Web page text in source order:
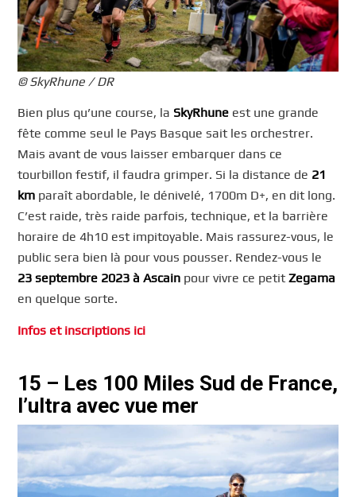
© SkyRhune / DR
Bien plus qu’une course, la SkyRhune est une grande
fête comme seul le Pays Basque sait les orchestrer.
Mais avant de vous laisser embarquer dans ce
tourbillon festif, il faudra grimper. Si la distance de 21
km paraît abordable, le dénivelé, 1700m D+, en dit long.
C’est raide, très raide parfois, technique, et la barrière
horaire de 4h10 est impitoyable. Mais rassurez-vous, le
public sera bien là pour vous pousser. Rendez-vous le
23 septembre 2023 à Ascain pour vivre ce petitZegama
en quelque sorte.
Infos et inscriptions ici
15 – Les 100 Miles Sud de France,
l’ultra avec vue mer